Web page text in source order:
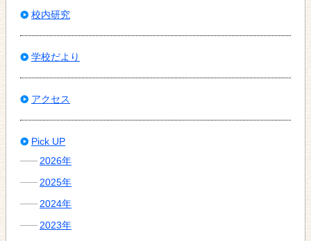
校内研究
学校だより
アクセス
Pick UP
2026年
2025年
2024年
2023年